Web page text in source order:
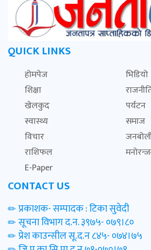
QUICK LINKS
होमपेज
भिडियो
शिक्षा
खेलकुद
पर्यटन
स्वास्थ्य
समाज
विचार
राशिफल
E-Paper
CONTACT US
प्रकाशक- सम्पादक : टिका सुवेदी
सूचना विभाग द.न. ३९७५- ०७९।८०
प्रेश काउन्सील सू.द.न ८४५- ०७४।७५